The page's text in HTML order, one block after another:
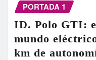
PORTADA 1
ID. Polo GTI:
mundo
km de